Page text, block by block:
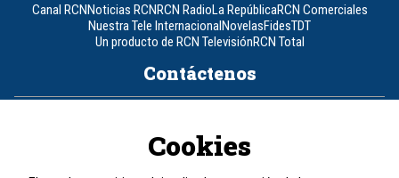
Canal RCNNoticias RCNRCN RadioLa RepúblicaRCN Comerciales
Nuestra Tele InternacionalNovelasFidesTDT
Un producto de RCN TelevisiónRCN Total
Contáctenos
Cookies